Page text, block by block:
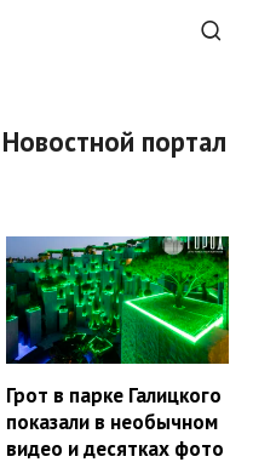
портал
Грот в парке Галицкого
показали в необычном
видео и десятках фото